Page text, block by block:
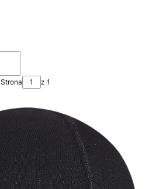
Strona z 1